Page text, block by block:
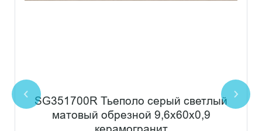
SG351700R Тьеполо серый светлый
матовый обрезной 9,6x60x0,9
керамогранит